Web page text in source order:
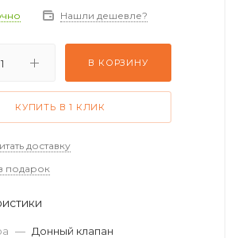
Нашли дешевле?
В КОРЗИНУ
КУПИТЬ В 1 КЛИК
доставку
подарок
— Донный клапан